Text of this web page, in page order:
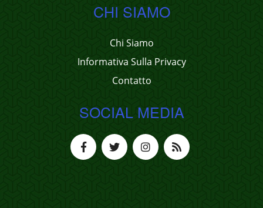
CHI SIAMO
Chi Siamo
Informativa Sulla Privacy
Contatto
SOCIAL MEDIA